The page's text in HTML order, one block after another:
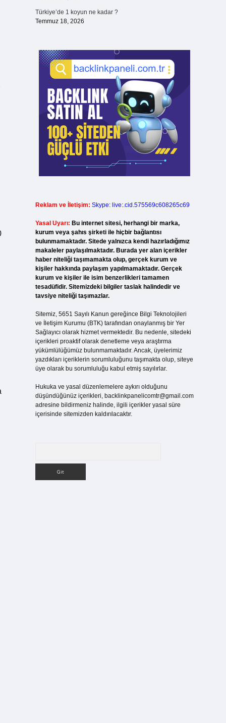
Türkiye’de 1 koyun ne kadar ?
Temmuz 18, 2026
Reklam ve İletişim: Skype: live:.cid.575569c608265c69
Yasal Uyarı: Bu internet sitesi, herhangi bir marka,
kurum veya şahıs şirketi ile hiçbir bağlantısı
bulunmamaktadır. Sitede yalnızca kendi hazırladığımız
makaleler paylaşılmaktadır. Burada yer alan içerikler
haber niteliği taşımamakta olup, gerçek kurum ve
kişiler hakkında paylaşım yapılmamaktadır. Gerçek
kurum ve kişiler ile isim benzerlikleri tamamen
tesadüfidir. Sitemizdeki bilgiler taslak halindedir ve
tavsiye niteliği taşımazlar.
Sitemiz, 5651 Sayılı Kanun gereğince Bilgi Teknolojileri
ve İletişim Kurumu (BTK) tarafından onaylanmış bir Yer
Sağlayıcı olarak hizmet vermektedir. Bu nedenle, sitedeki
içerikleri proaktif olarak denetleme veya araştırma
yükümlülüğümüz bulunmamaktadır. Ancak, üyelerimiz
yazdıkları içeriklerin sorumluluğunu taşımakta olup, siteye
üye olarak bu sorumluluğu kabul etmiş sayılırlar.
Hukuka ve yasal düzenlemelere aykırı olduğunu
düşündüğünüz içerikleri, backlinkpanelicomtr@gmail.com
adresine bildirmeniz halinde, ilgili içerikler yasal süre
içerisinde sitemizden kaldırılacaktır.